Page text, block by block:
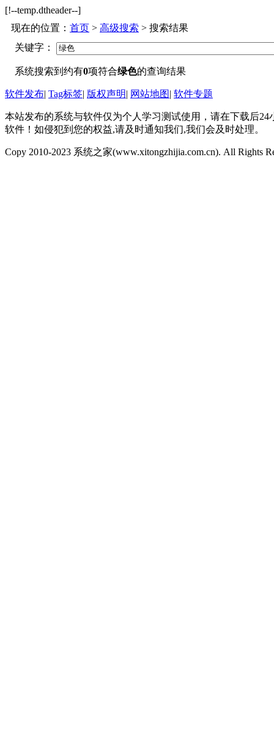
[!--temp.dtheader--]
现在的位置： 首页 > 高级搜索 > 搜索结果
关键字：
系统搜索到约有0项符合绿色的查询结果
软件发布| Tag标签| 版权声明| 网站地图| 软件专题
本站发布的系统与软件仅为个人学习测试使用，请在下载后
软件！如侵犯到您的权益,请及时通知我们,我们会及时处理。
Copy 2010-2023 系统之家(www.xitongzhijia.com.cn). All Rights